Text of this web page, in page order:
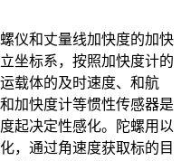
和丈量线加快度的加快
坐标系，按照加快度计的
载体的及时速度、和航
加快度计等惯性传感器是
起决定性感化。陀螺用以
，通过角速度获取标的目